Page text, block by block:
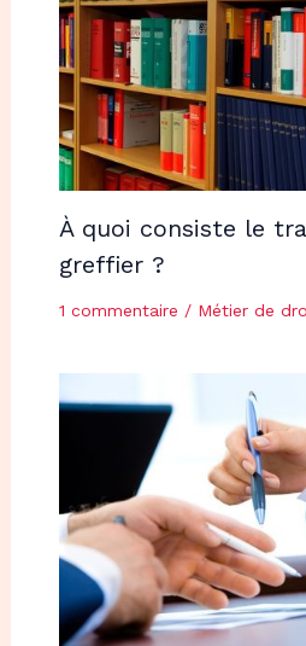
À quoi consiste le
greffier ?
1 commentaire / Métier de